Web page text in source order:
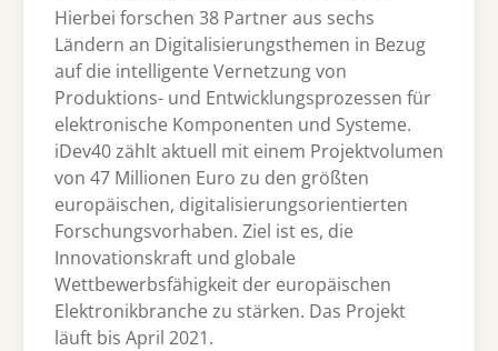
Hierbei forschen 38 Partner aus sechs
Ländern an Digitalisierungsthemen in Bezug
auf die intelligente Vernetzung von
Produktions- und Entwicklungsprozessen für
elektronische Komponenten und Systeme.
iDev40 zählt aktuell mit einem Projektvolumen
von 47 Millionen Euro zu den größten
europäischen, digitalisierungsorientierten
Forschungsvorhaben. Ziel ist es, die
Innovationskraft und globale
Wettbewerbsfähigkeit der europäischen
Elektronikbranche zu stärken. Das Projekt
läuft bis April 2021.